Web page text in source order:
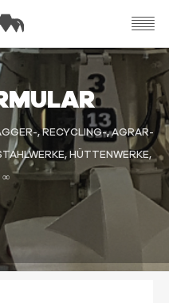
, RECYCLING-, AGRAR-
HÜTTENWERKE,
∞